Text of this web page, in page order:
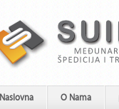
Naslovna O Nama